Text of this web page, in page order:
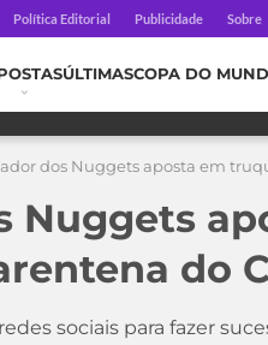
Política Editorial Publicidade Sobre
ÚLTIMASCOPA DO
dos Nuggets aposta em
Nuggets
do
sociais para fazer